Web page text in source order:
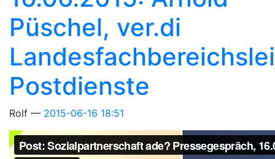
Püschel, ver.di
Postdienste
Rolf 2015-06-16 18:51